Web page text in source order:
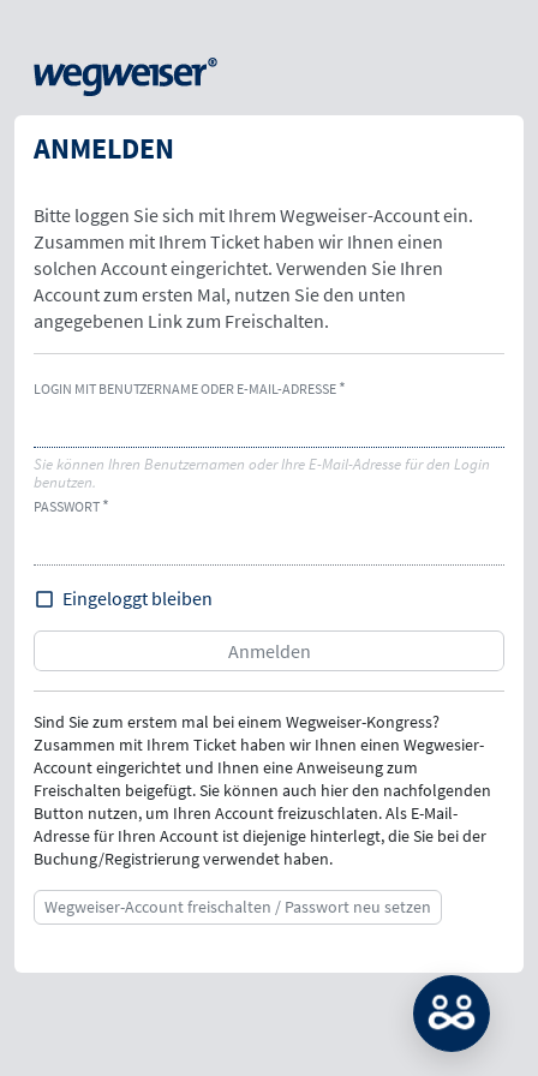
ANMELDEN
Bitte loggen Sie sich mit Ihrem Wegweiser-Account ein.
Zusammen mit Ihrem Ticket haben wir Ihnen einen
solchen Account eingerichtet. Verwenden Sie Ihren
Account zum ersten Mal, nutzen Sie den unten
angegebenen Link zum Freischalten.
LOGIN MIT BENUTZERNAME ODER E-MAIL-ADRESSE
Sie können Ihren Benutzernamen oder Ihre E-Mail-Adresse für den Login
benutzen.
PASSWORT
Eingeloggt bleiben
Sind Sie zum erstem mal bei einem Wegweiser-Kongress?
Zusammen mit Ihrem Ticket haben wir Ihnen einen Wegwesier-
Account eingerichtet und Ihnen eine Anweiseung zum
Freischalten beigefügt. Sie können auch hier den nachfolgenden
Button nutzen, um Ihren Account freizuschlaten. Als E-Mail-
Adresse für Ihren Account ist diejenige hinterlegt, die Sie bei der
Buchung/Registrierung verwendet haben.
Wegweiser-Account freischalten / Passwort neu setzen